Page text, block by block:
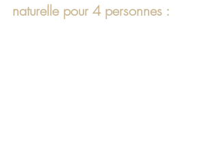
naturelle pour 4 personnes :